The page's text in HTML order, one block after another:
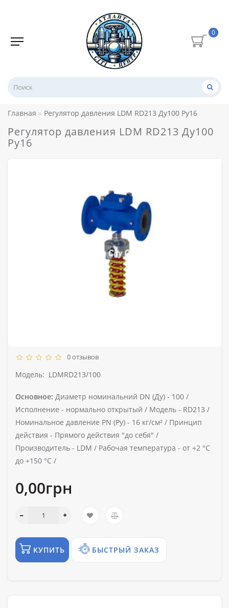
0
Главная Регулятор давления LDM RD213 Ду100 Ру16
Регулятор давления LDM RD213 Ду100
Ру16
0 отзывов
Модель: LDMRD213/100
Основное: Диаметр номинальний DN (Ду) - 100 /
Исполнение - нормально открытый / Модель - RD213 /
Номинальное давление PN (Ру) - 16 кг/см² / Принцип
действия - Прямого действия "до себя" /
Производитель - LDM / Рабочая температура - от +2 °C
до +150 °C /
0,00грн
КУПИТЬ БЫСТРЫЙ ЗАКАЗ